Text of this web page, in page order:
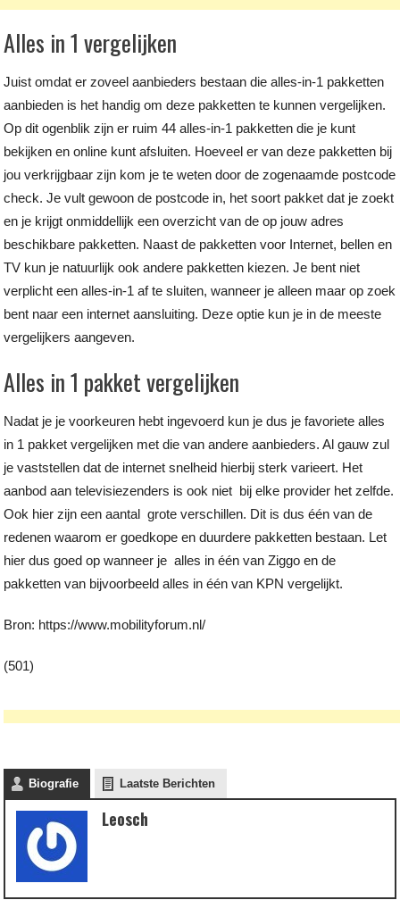
Alles in 1 vergelijken
Juist omdat er zoveel aanbieders bestaan die alles-in-1 pakketten
aanbieden is het handig om deze pakketten te kunnen vergelijken.
Op dit ogenblik zijn er ruim 44 alles-in-1 pakketten die je kunt
bekijken en online kunt afsluiten. Hoeveel er van deze pakketten bij
jou verkrijgbaar zijn kom je te weten door de zogenaamde postcode
check. Je vult gewoon de postcode in, het soort pakket dat je zoekt
en je krijgt onmiddellijk een overzicht van de op jouw adres
beschikbare pakketten. Naast de pakketten voor Internet, bellen en
TV kun je natuurlijk ook andere pakketten kiezen. Je bent niet
verplicht een alles-in-1 af te sluiten, wanneer je alleen maar op zoek
bent naar een internet aansluiting. Deze optie kun je in de meeste
vergelijkers aangeven.
Alles in 1 pakket vergelijken
Nadat je je voorkeuren hebt ingevoerd kun je dus je favoriete alles
in 1 pakket vergelijken met die van andere aanbieders. Al gauw zul
je vaststellen dat de internet snelheid hierbij sterk varieert. Het
aanbod aan televisiezenders is ook niet bij elke provider het zelfde.
Ook hier zijn een aantal grote verschillen. Dit is dus één van de
redenen waarom er goedkope en duurdere pakketten bestaan. Let
hier dus goed op wanneer je alles in één van Ziggo en de
pakketten van bijvoorbeeld alles in één van KPN vergelijkt.
Bron: https://www.mobilityforum.nl/
(501)
Biografie Laatste Berichten
Leosch